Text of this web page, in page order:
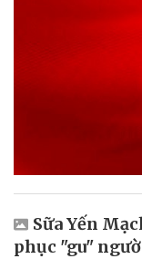
Sữa Yến
phục "gu"